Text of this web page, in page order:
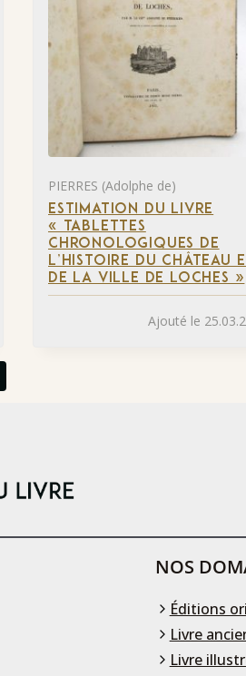
PIERRES (Adolphe de)
ESTIMATION DU LIVRE
« TABLETTES
CHRONOLOGIQUES DE
L’HISTOIRE DU CHÂTEAU
DE LA VILLE DE LOCHES »
Ajouté le
NOS
Éditions
Livre
Livre